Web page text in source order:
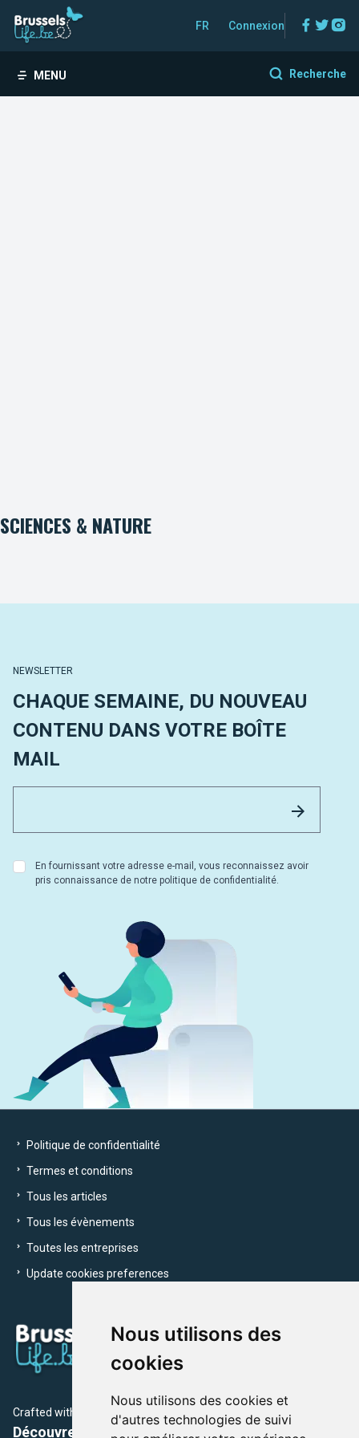
Nous utilisons des
cookies
Nous utilisons des cookies et
d'autres technologies de suivi
FR Connexion
MENU Recherche
SCIENCES & NATURE
NEWSLETTER
CHAQUE SEMAINE, DU NOUVEAU
CONTENU DANS VOTRE BOÎTE
MAIL
En fournissant votre adresse e-mail, vous reconnaissez avoir
pris connaissance de notre politique de confidentialité.
Politique de confidentialité
Termes et conditions
Tous les articles
Tous les évènements
Toutes les entreprises
Update cookies preferences
Crafted with by Brusselslife Team
Découvrez plus de 12 000 adresses et événements